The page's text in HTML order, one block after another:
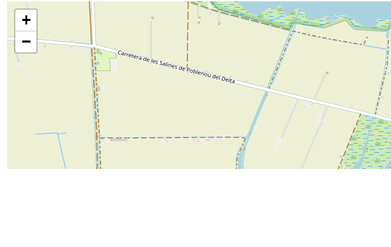
+
−